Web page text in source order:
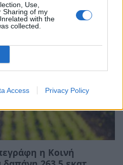
Use,
Sharing of my
with the
collected.
Access Privacy Policy
η Κοινή